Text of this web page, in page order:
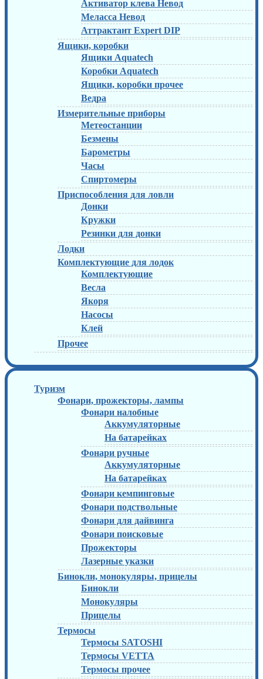
Активатор клева Невод
Меласса Невод
Аттрактант Expert DIP
Ящики, коробки
Ящики Aquatech
Коробки Aquatech
Ящики, коробки прочее
Ведра
Измерительные приборы
Метеостанции
Безмены
Барометры
Часы
Спиртомеры
Приспособления для ловли
Донки
Кружки
Резинки для донки
Лодки
Комплектующие для лодок
Комплектующие
Весла
Якоря
Насосы
Клей
Прочее
Туризм
Фонари, прожекторы, лампы
Фонари налобные
Аккумуляторные
На батарейках
Фонари ручные
Аккумуляторные
На батарейках
Фонари кемпинговые
Фонари подствольные
Фонари для дайвинга
Фонари поисковые
Прожекторы
Лазерные указки
Бинокли, монокуляры, прицелы
Бинокли
Монокуляры
Прицелы
Термосы
Термосы SATOSHI
Термосы VETTA
Термосы прочее